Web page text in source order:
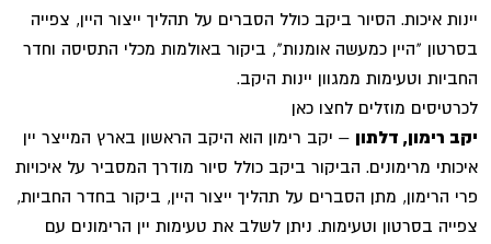
יינות איכות. הסיור ביקב כולל הסברים על תהליך ייצור היין, צפייה
בסרטון "היין כמעשה אומנות", ביקור באולמות מכלי התסיסה וחדר
החביות וטעימות ממגוון יינות היקב.
לכרטיסים מוזלים לחצו כאן
יקב רימון, דלתון – יקב רימון הוא היקב הראשון בארץ המייצר יין
איכותי מרימונים. הביקור ביקב כולל סיור מודרך המסביר על איכויות
פרי הרימון, מתן הסברים על תהליך ייצור היין, ביקור בחדר החביות,
צפייה בסרטון וטעימות. ניתן לשלב את טעימות יין הרימונים עם